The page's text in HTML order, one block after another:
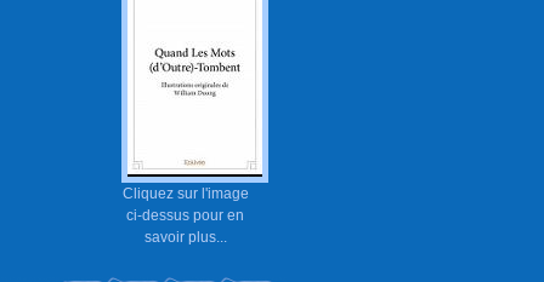
Cliquez sur l'image
ci-dessus pour en
savoir plus...